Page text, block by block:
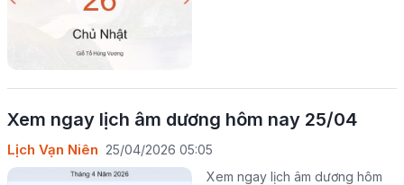
Xem ngay lịch âm dương hôm nay 25/04
Lịch Vạn Niên 25/04/2026 05:05
Xem ngay lịch âm dương hôm